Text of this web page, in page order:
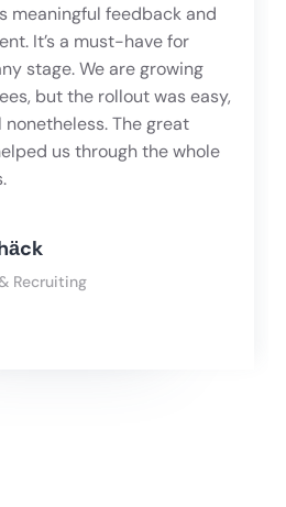
meaningful feedback and
It’s a must-have for
stage. We are growing
but the rollout was easy,
The great
us through the whole
Recruiting